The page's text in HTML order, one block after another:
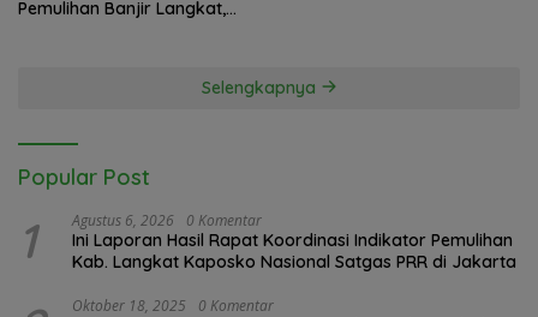
Pemulihan Banjir Langkat,
Selengkapnya
Popular Post
1 Agustus 6, 2026 0 Komentar
Ini Laporan Hasil Rapat Koordinasi Indikator Pemulihan
Kab. Langkat Kaposko Nasional Satgas PRR di Jakarta
Oktober 18, 2025 0 Komentar